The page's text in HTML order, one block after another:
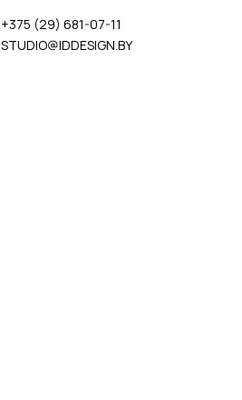
+375 (29) 681-07-11
STUDIO@IDDESIGN.BY